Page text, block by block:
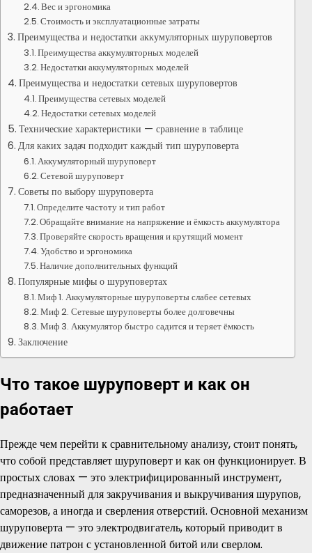
Вес и эргономика
Стоимость и эксплуатационные затраты
Преимущества и недостатки аккумуляторных шуруповертов
Преимущества аккумуляторных моделей
Недостатки аккумуляторных моделей
Преимущества и недостатки сетевых шуруповертов
Преимущества сетевых моделей
Недостатки сетевых моделей
Технические характеристики — сравнение в таблице
Для каких задач подходит каждый тип шуруповерта
Аккумуляторный шуруповерт
Сетевой шуруповерт
Советы по выбору шуруповерта
Определите частоту и тип работ
Обращайте внимание на напряжение и ёмкость аккумулятора
Проверяйте скорость вращения и крутящий момент
Удобство и эргономика
Наличие дополнительных функций
Популярные мифы о шуруповертах
Миф 1. Аккумуляторные шуруповерты слабее сетевых
Миф 2. Сетевые шуруповерты более долговечны
Миф 3. Аккумулятор быстро садится и теряет ёмкость
Заключение
Что такое шуруповерт и как он
работает
Прежде чем перейти к сравнительному анализу, стоит понять,
что собой представляет шуруповерт и как он функционирует. В
простых словах — это электрифицированный инструмент,
предназначенный для закручивания и выкручивания шурупов,
саморезов, а иногда и сверления отверстий. Основной механизм
шуруповерта — это электродвигатель, который приводит в
движение патрон с установленной битой или сверлом.